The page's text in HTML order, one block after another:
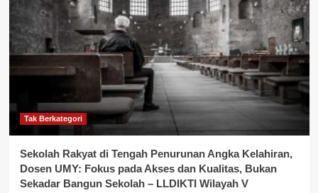
Tak Berkategori
Sekolah Rakyat di Tengah Penurunan Angka Kelahiran,
Dosen UMY: Fokus pada Akses dan Kualitas, Bukan
Sekadar Bangun Sekolah – LLDIKTI Wilayah V